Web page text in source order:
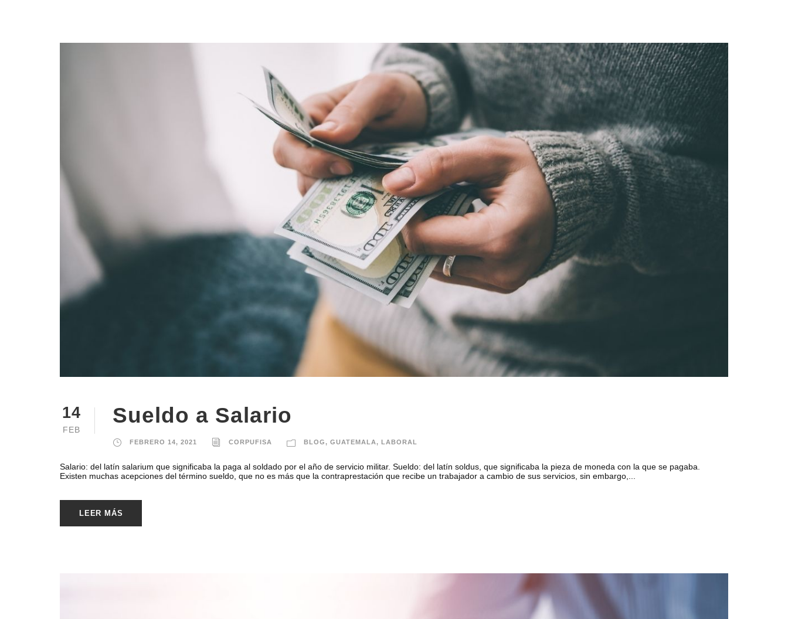
14
FEB
Sueldo a Salario
FEBRERO 14, 2021 CORPUFISA BLOG, GUATEMALA, LABORAL
Salario: del latín salarium que significaba la paga al soldado por el año de servicio militar. Sueldo: del latín soldus, que significaba la pieza de moneda con la que se pagaba.
Existen muchas acepciones del término sueldo, que no es más que la contraprestación que recibe un trabajador a cambio de sus servicios, sin embargo,...
LEER MÁS